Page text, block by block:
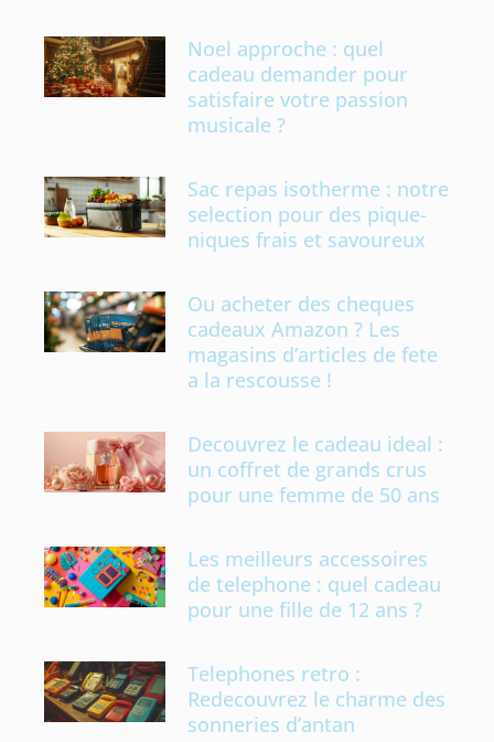
Noel approche : quel
cadeau demander pour
satisfaire votre passion
musicale ?
Sac repas isotherme : notre
selection pour des pique-
niques frais et savoureux
Ou acheter des cheques
cadeaux Amazon ? Les
magasins d’articles de fete
a la rescousse !
Decouvrez le cadeau ideal :
un coffret de grands crus
pour une femme de 50 ans
Les meilleurs accessoires
de telephone : quel cadeau
pour une fille de 12 ans ?
Telephones retro :
Redecouvrez le charme des
sonneries d’antan